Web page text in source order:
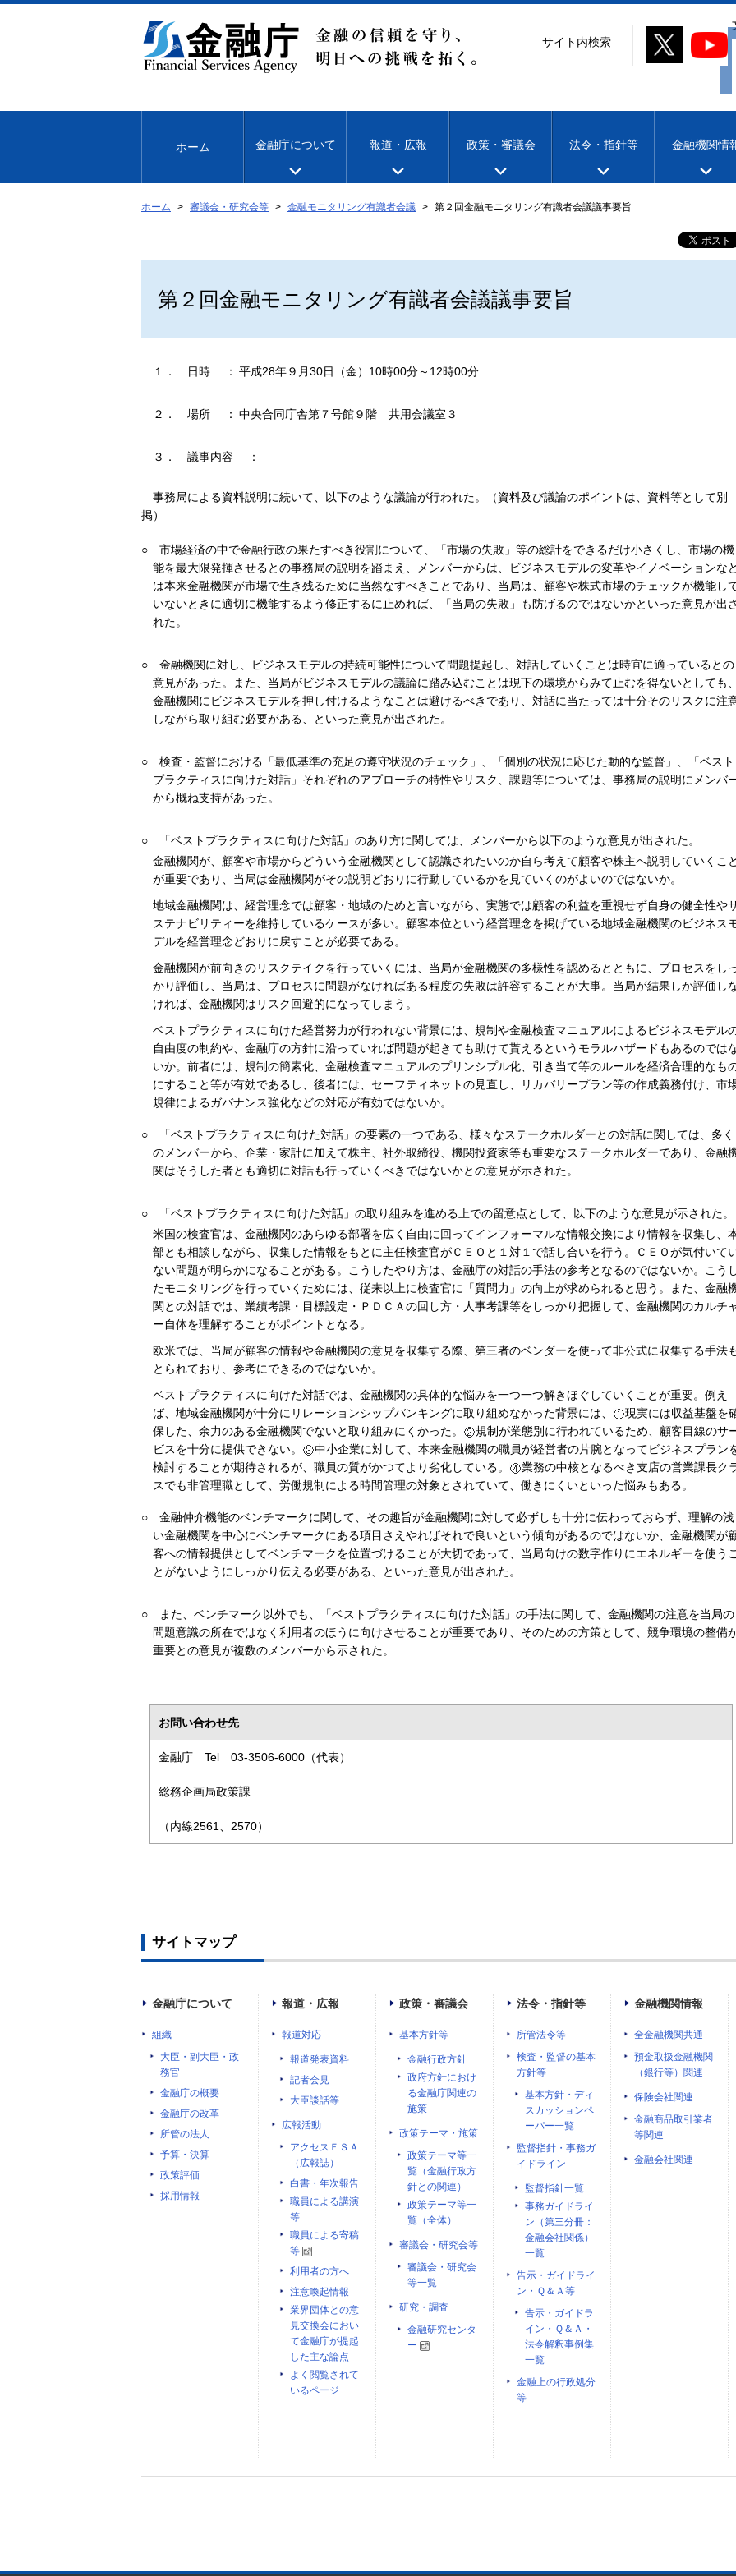
文
移
サイト内検索
ホーム 金融庁について 報道・広報 政策・審議会 法令・指針等 金融機関情
ホーム 審議会・研究会等 金融モニタリング有識者会議 第２回金融モニタリング有識者会議議事要旨
第２回金融モニタリング有識者会議議事要旨
１． 日時 ： 平成28年９月30日（金）10時00分～12時00分
２． 場所 ： 中央合同庁舎第７号館９階 共用会議室３
３． 議事内容 ：
事務局による資料説明に続いて、以下のような議論が行われた。（資料及び議論のポイントは、資料等として別
掲）
○
市場経済の中で金融行政の果たすべき役割について、「市場の失敗」等の総計をできるだけ小さくし、市場の機
能を最大限発揮させるとの事務局の説明を踏まえ、メンバーからは、ビジネスモデルの変革やイノベーションな
は本来金融機関が市場で生き残るために当然なすべきことであり、当局は、顧客や株式市場のチェックが機能し
いないときに適切に機能するよう修正するに止めれば、「当局の失敗」も防げるのではないかといった意見が出さ
れた。
○
金融機関に対し、ビジネスモデルの持続可能性について問題提起し、対話していくことは時宜に適っているとの
意見があった。また、当局がビジネスモデルの議論に踏み込むことは現下の環境からみて止むを得ないとしても、
金融機関にビジネスモデルを押し付けるようなことは避けるべきであり、対話に当たっては十分そのリスクに注
しながら取り組む必要がある、といった意見が出された。
○
検査・監督における「最低基準の充足の遵守状況のチェック」、「個別の状況に応じた動的な監督」、「ベスト
プラクティスに向けた対話」それぞれのアプローチの特性やリスク、課題等については、事務局の説明にメンバ
から概ね支持があった。
○
「ベストプラクティスに向けた対話」のあり方に関しては、メンバーから以下のような意見が出された。
金融機関が、顧客や市場からどういう金融機関として認識されたいのか自ら考えて顧客や株主へ説明していくこと
が重要であり、当局は金融機関がその説明どおりに行動しているかを見ていくのがよいのではないか。
地域金融機関は、経営理念では顧客・地域のためと言いながら、実態では顧客の利益を重視せず自身の健全性や
ステナビリティーを維持しているケースが多い。顧客本位という経営理念を掲げている地域金融機関のビジネス
デルを経営理念どおりに戻すことが必要である。
金融機関が前向きのリスクテイクを行っていくには、当局が金融機関の多様性を認めるとともに、プロセスをし
かり評価し、当局は、プロセスに問題がなければある程度の失敗は許容することが大事。当局が結果しか評価し
ければ、金融機関はリスク回避的になってしまう。
ベストプラクティスに向けた経営努力が行われない背景には、規制や金融検査マニュアルによるビジネスモデル
自由度の制約や、金融庁の方針に沿っていれば問題が起きても助けて貰えるというモラルハザードもあるのでは
いか。前者には、規制の簡素化、金融検査マニュアルのプリンシプル化、引き当て等のルールを経済合理的なも
にすること等が有効であるし、後者には、セーフティネットの見直し、リカバリープラン等の作成義務付け、市
規律によるガバナンス強化などの対応が有効ではないか。
○
「ベストプラクティスに向けた対話」の要素の一つである、様々なステークホルダーとの対話に関しては、多く
のメンバーから、企業・家計に加えて株主、社外取締役、機関投資家等も重要なステークホルダーであり、金融
関はそうした者とも適切に対話も行っていくべきではないかとの意見が示された。
○
「ベストプラクティスに向けた対話」の取り組みを進める上での留意点として、以下のような意見が示された。
米国の検査官は、金融機関のあらゆる部署を広く自由に回ってインフォーマルな情報交換により情報を収集し、
部とも相談しながら、収集した情報をもとに主任検査官がＣＥＯと１対１で話し合いを行う。ＣＥＯが気付いて
ない問題が明らかになることがある。こうしたやり方は、金融庁の対話の手法の参考となるのではないか。こう
たモニタリングを行っていくためには、従来以上に検査官に「質問力」の向上が求められると思う。また、金融
関との対話では、業績考課・目標設定・ＰＤＣＡの回し方・人事考課等をしっかり把握して、金融機関のカルチ
ー自体を理解することがポイントとなる。
欧米では、当局が顧客の情報や金融機関の意見を収集する際、第三者のベンダーを使って非公式に収集する手法
とられており、参考にできるのではないか。
ベストプラクティスに向けた対話では、金融機関の具体的な悩みを一つ一つ解きほぐしていくことが重要。例え
ば、地域金融機関が十分にリレーションシップバンキングに取り組めなかった背景には、
現実には収益基盤を
保した、余力のある金融機関でないと取り組みにくかった。
規制が業態別に行われているため、顧客目線のサ
ビスを十分に提供できない。
中小企業に対して、本来金融機関の職員が経営者の片腕となってビジネスプラン
検討することが期待されるが、職員の質がかつてより劣化している。
業務の中核となるべき支店の営業課長ク
スでも非管理職として、労働規制による時間管理の対象とされていて、働きにくいといった悩みもある。
○
金融仲介機能のベンチマークに関して、その趣旨が金融機関に対して必ずしも十分に伝わっておらず、理解の浅
い金融機関を中心にベンチマークにある項目さえやればそれで良いという傾向があるのではないか、金融機関が
客への情報提供としてベンチマークを位置づけることが大切であって、当局向けの数字作りにエネルギーを使うこ
とがないようにしっかり伝える必要がある、といった意見が出された。
○
また、ベンチマーク以外でも、「ベストプラクティスに向けた対話」の手法に関して、金融機関の注意を当局の
問題意識の所在ではなく利用者のほうに向けさせることが重要であり、そのための方策として、競争環境の整備
重要との意見が複数のメンバーから示された。
お問い合わせ先
金融庁 Tel 03-3506-6000（代表）
総務企画局政策課
（内線2561、2570）
サイトマップ
金融庁について
組織
大臣・副大臣・政
務官
金融庁の概要
金融庁の改革
所管の法人
予算・決算
政策評価
採用情報
報道・広報
報道対応
報道発表資料
記者会見
大臣談話等
広報活動
アクセスＦＳＡ
（広報誌）
白書・年次報告
職員による講演
等
職員による寄稿
等
利用者の方へ
注意喚起情報
業界団体との意
見交換会におい
て金融庁が提起
した主な論点
よく閲覧されて
いるページ
政策・審議会
基本方針等
金融行政方針
政府方針におけ
る金融庁関連の
施策
政策テーマ・施策
政策テーマ等一
覧（金融行政方
針との関連）
政策テーマ等一
覧（全体）
審議会・研究会等
審議会・研究会
等一覧
研究・調査
金融研究センタ
ー
法令・指針等
所管法令等
検査・監督の基本
方針等
基本方針・ディ
スカッションペ
ーパー一覧
監督指針・事務ガ
イドライン
監督指針一覧
事務ガイドライ
ン（第三分冊：
金融会社関係）
一覧
告示・ガイドライ
ン・Ｑ＆Ａ等
告示・ガイドラ
イン・Ｑ＆Ａ・
法令解釈事例集
一覧
金融上の行政処分
等
金融機関情報
全金融機関共通
預金取扱金融機関
（銀行等）関連
保険会社関連
金融商品取引業者
等関連
金融会社関連